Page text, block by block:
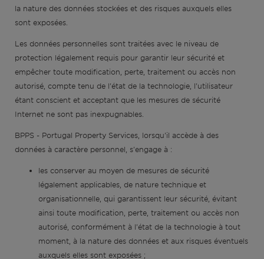
la nature des données stockées et des risques auxquels elles
sont exposées.
Les données personnelles sont traitées avec le niveau de
protection légalement requis pour garantir leur sécurité et
empêcher toute modification, perte, traitement ou accès non
autorisé, compte tenu de l'état de la technologie, l'utilisateur
étant conscient et acceptant que les mesures de sécurité
Internet ne sont pas inexpugnables.
BPPS - Portugal Property Services, lorsqu'il accède à des
données à caractère personnel, s'engage à :
les conserver au moyen de mesures de sécurité
légalement applicables, de nature technique et
organisationnelle, qui garantissent leur sécurité, évitant
ainsi toute modification, perte, traitement ou accès non
autorisé, conformément à l'état de la technologie à tout
moment, à la nature des données et aux risques éventuels
auxquels elles sont exposées ;
Sintra
Hors marché
Toutes les propriétés